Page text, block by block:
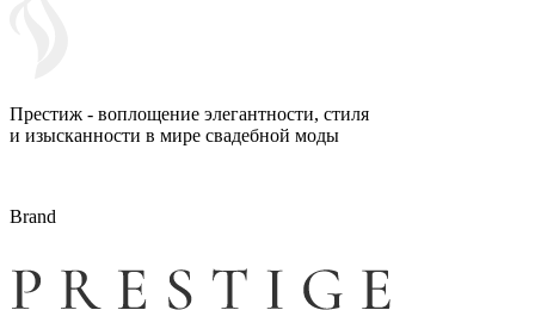
Престиж - воплощение элегантности, стиля
и изысканности в мире свадебной моды
Brand